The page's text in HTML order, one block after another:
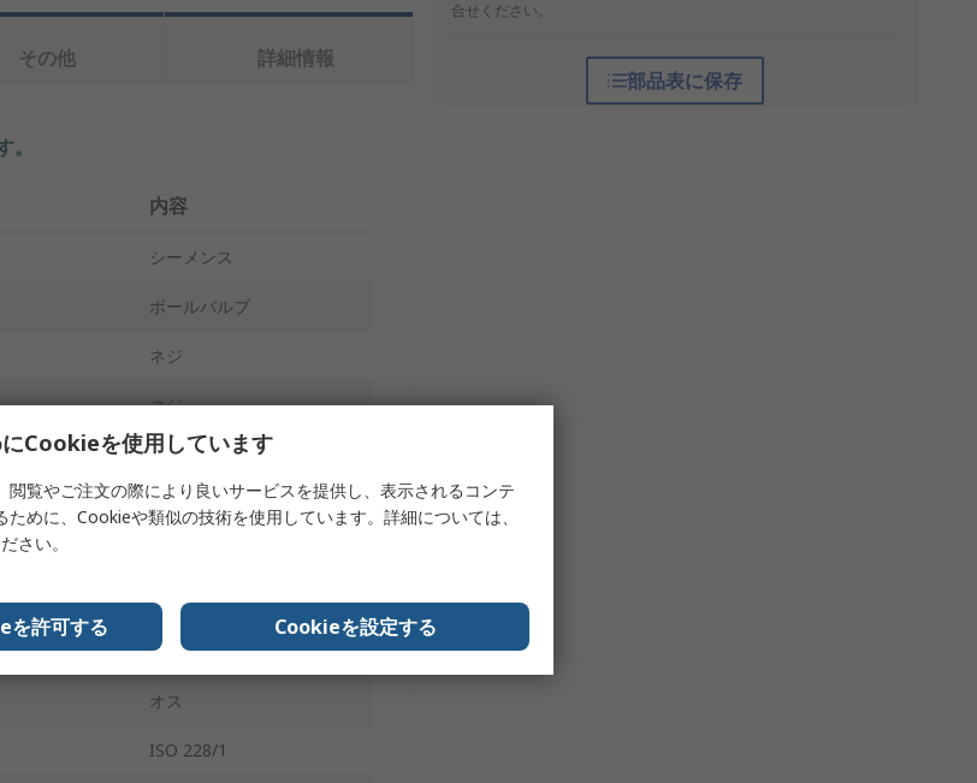
合せください。
部品表に保存
その他 詳細情報
内容
シーメンス
ボールバルブ
ネジ
ネジ
ボール
1/2 in G
真鍮
ISO 228/1
オス
ISO 228/1
Cookieを使用しています
閲覧やご注文の際により良いサービスを提供し、表示されるコンテ
ために、Cookieや類似の技術を使用しています。詳細については、
さい。
を許可する Cookieを設定する